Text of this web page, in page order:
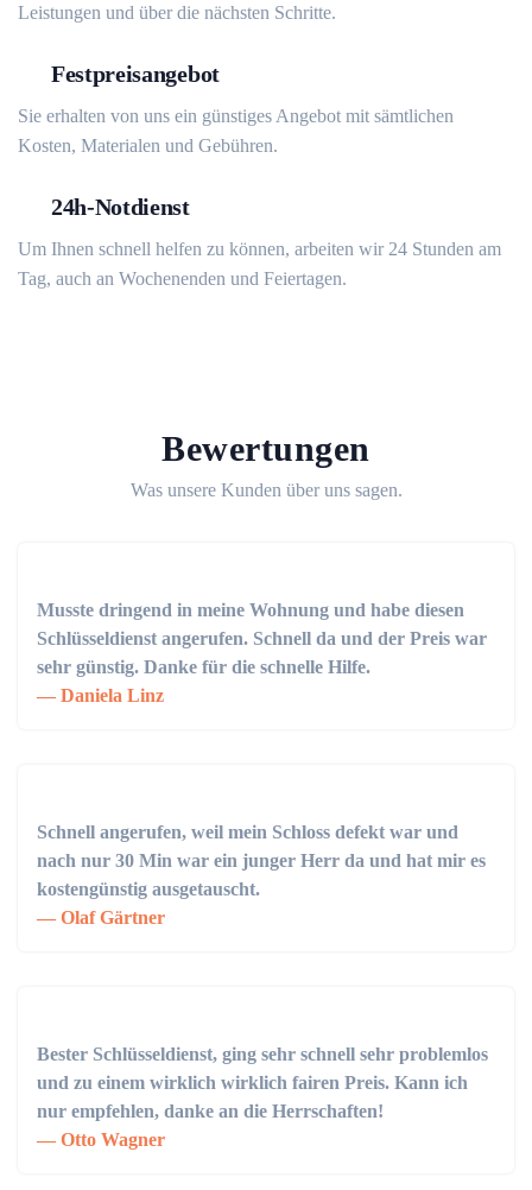
Leistungen und über die nächsten Schritte.
Festpreisangebot
Sie erhalten von uns ein günstiges Angebot mit sämtlichen
Kosten, Materialen und Gebühren.
24h-Notdienst
Um Ihnen schnell helfen zu können, arbeiten wir 24 Stunden am
Tag, auch an Wochenenden und Feiertagen.
Bewertungen
Was unsere Kunden über uns sagen.
Musste dringend in meine Wohnung und habe diesen
Schlüsseldienst angerufen. Schnell da und der Preis war
sehr günstig. Danke für die schnelle Hilfe.
Daniela Linz
Schnell angerufen, weil mein Schloss defekt war und
nach nur 30 Min war ein junger Herr da und hat mir es
kostengünstig ausgetauscht.
Olaf Gärtner
Bester Schlüsseldienst, ging sehr schnell sehr problemlos
und zu einem wirklich wirklich fairen Preis. Kann ich
nur empfehlen, danke an die Herrschaften!
Otto Wagner